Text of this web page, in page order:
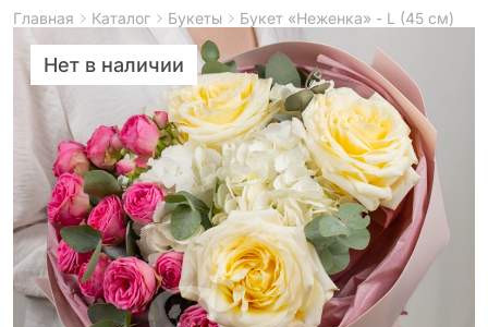
Главная Каталог Букеты Букет «Неженка» - L (45 см)
Нет в наличии